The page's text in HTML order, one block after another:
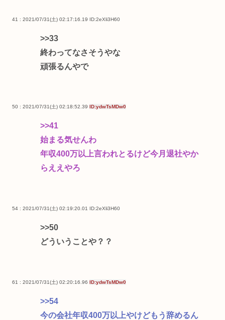
41 : 2021/07/31(土) 02:17:16.19 ID:2eXli3H60
>>33
終わってなさそうやな
頑張るんやで
50 : 2021/07/31(土) 02:18:52.39 ID:ydwTsMDw0
>>41
始まる気せんわ
年収400万以上言われとるけど今月退社やか
らええやろ
54 : 2021/07/31(土) 02:19:20.01 ID:2eXli3H60
>>50
どういうことや？？
61 : 2021/07/31(土) 02:20:16.96 ID:ydwTsMDw0
>>54
今の会社年収400万以上やけどもう辞めるん